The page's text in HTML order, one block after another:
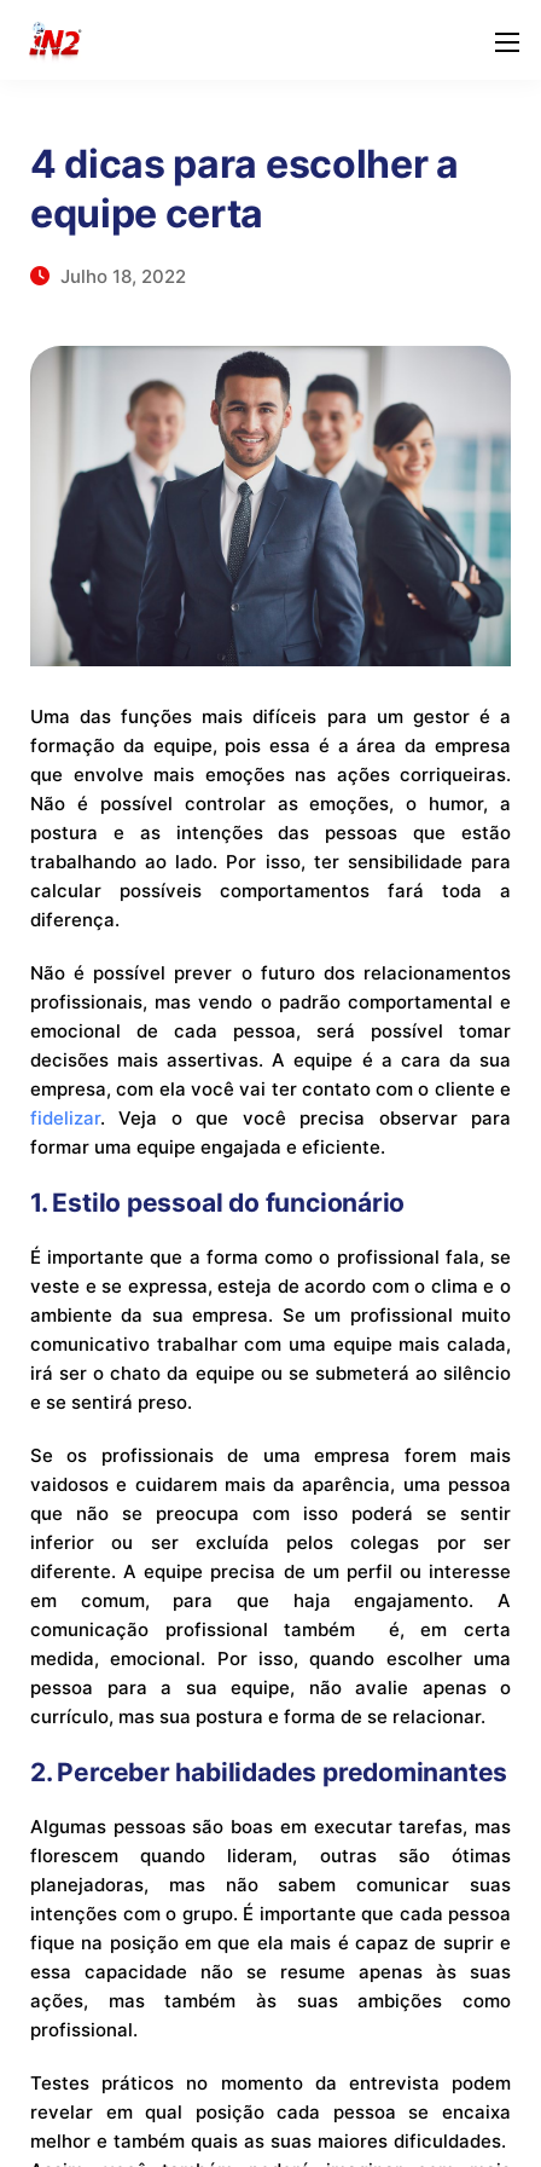
4 dicas para escolher a
equipe certa
Julho 18, 2022
Uma das funções mais difíceis para um gestor é a
formação da equipe, pois essa é a área da empresa
que envolve mais emoções nas ações corriqueiras.
Não é possível controlar as emoções, o humor, a
postura e as intenções das pessoas que estão
trabalhando ao lado. Por isso, ter sensibilidade para
calcular possíveis comportamentos fará toda a
diferença.
Não é possível prever o futuro dos relacionamentos
profissionais, mas vendo o padrão comportamental e
emocional de cada pessoa, será possível tomar
decisões mais assertivas. A equipe é a cara da sua
empresa, com ela você vai ter contato com o cliente e
fidelizar. Veja o que você precisa observar para
formar uma equipe engajada e eficiente.
1. Estilo pessoal do funcionário
É importante que a forma como o profissional fala, se
veste e se expressa, esteja de acordo com o clima e o
ambiente da sua empresa. Se um profissional muito
comunicativo trabalhar com uma equipe mais calada,
irá ser o chato da equipe ou se submeterá ao silêncio
e se sentirá preso.
Se os profissionais de uma empresa forem mais
vaidosos e cuidarem mais da aparência, uma pessoa
que não se preocupa com isso poderá se sentir
inferior ou ser excluída pelos colegas por ser
diferente. A equipe precisa de um perfil ou interesse
em comum, para que haja engajamento. A
comunicação profissional também é, em certa
medida, emocional. Por isso, quando escolher uma
pessoa para a sua equipe, não avalie apenas o
currículo, mas sua postura e forma de se relacionar.
2. Perceber habilidades predominantes
Algumas pessoas são boas em executar tarefas, mas
florescem quando lideram, outras são ótimas
planejadoras, mas não sabem comunicar suas
intenções com o grupo. É importante que cada pessoa
fique na posição em que ela mais é capaz de suprir e
essa capacidade não se resume apenas às suas
ações, mas também às suas ambições como
profissional.
Testes práticos no momento da entrevista podem
revelar em qual posição cada pessoa se encaixa
melhor e também quais as suas maiores dificuldades.